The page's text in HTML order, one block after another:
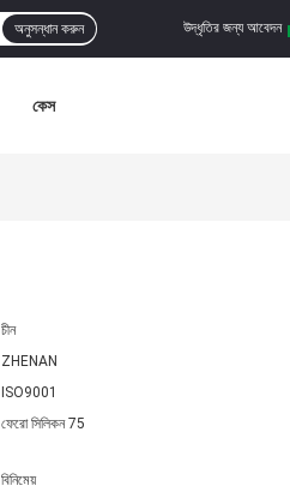
উদ্ধৃতির জন্য আবেদন
অনুসন্ধান করুন
কেস
চীন
ZHENAN
ISO9001
ফেরো সিলিকন 75
বিনিমেয়